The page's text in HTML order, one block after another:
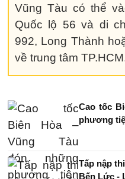
Vũng Tàu có thể
Quốc lộ 56 và di
992, Long Thành
về trung tâm
Cao tốc
phương
Tấp nập
Bến Lức -